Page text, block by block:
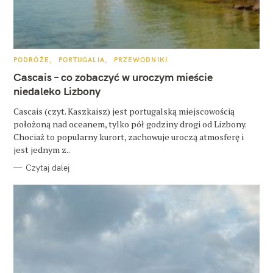
K
T
E
G
O
I
PODRÓŻE PORTUGALIA PRZEWODNIKI
Cascais – co zobaczyć w uroczym mieście
niedaleko Lizbony
Cascais (czyt. Kaszkaisz) jest portugalską miejscowością
położoną nad oceanem, tylko pół godziny drogi od Lizbony.
Chociaż to popularny kurort, zachowuje uroczą atmosferę i
jest jednym z..
Czytaj dalej
a
j
: